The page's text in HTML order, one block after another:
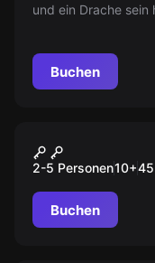
und ein Drache sein
Ein packendes VR-
Buchen
Time
2-5 Personen10+45
Buchen